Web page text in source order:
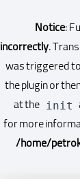
Notice:
incorrectly.
was triggered
the plugin or
at the init
for more
/home/